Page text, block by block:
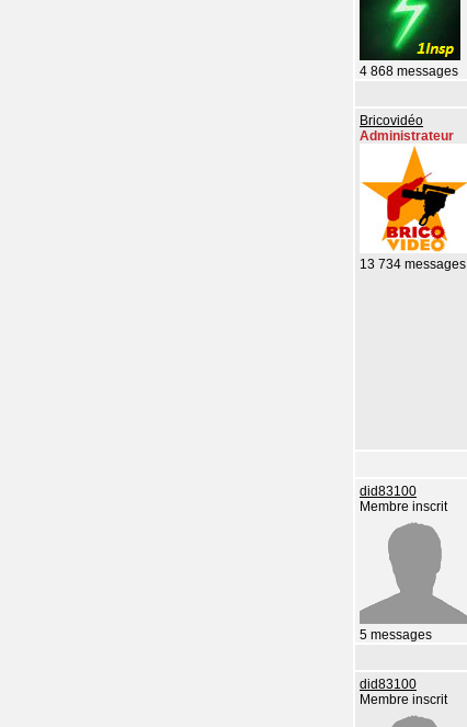
4 868 messages
Bricovidéo
Administrateur
13 734 messages
did83100
Membre inscrit
5 messages
did83100
Membre inscrit